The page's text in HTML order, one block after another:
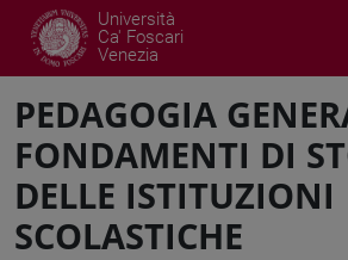
Università
Ca' Foscari
Venezia
PEDAGOGIA
FONDAMENTI DI
DELLE ISTITUZIONI
SCOLASTICHE